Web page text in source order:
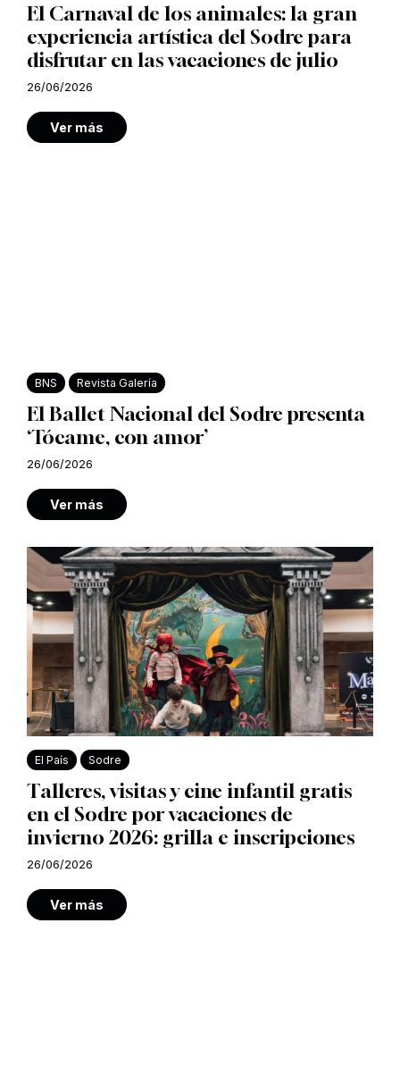
El Carnaval de los animales: la gran
experiencia artística del Sodre para
disfrutar en las vacaciones de julio
26/06/2026
Ver más
BNS Revista Galería
El Ballet Nacional del Sodre presenta
‘Tócame, con amor’
26/06/2026
Ver más
El País Sodre
Talleres, visitas y cine infantil gratis
en el Sodre por vacaciones de
invierno 2026: grilla e inscripciones
26/06/2026
Ver más